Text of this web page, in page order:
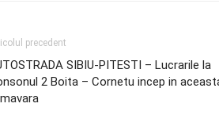
precedent
SIBIU-PITESTI – Lucrarile la
2 Boita – Cornetu incep in